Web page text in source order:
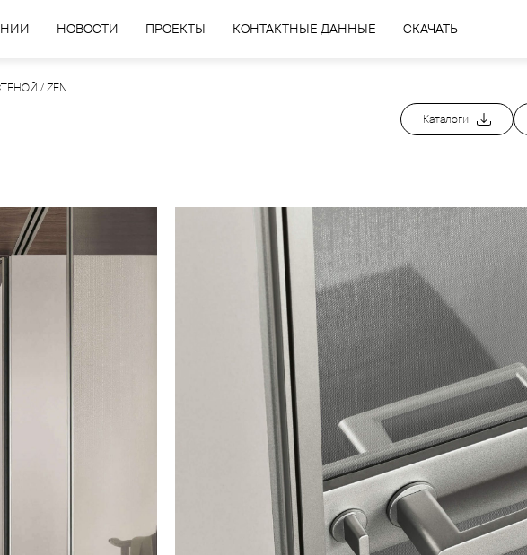
НОВОСТИ ПРОЕКТЫ КОНТАКТНЫЕ ДАННЫЕ СКАЧАТЬ
/ZEN
Каталоги